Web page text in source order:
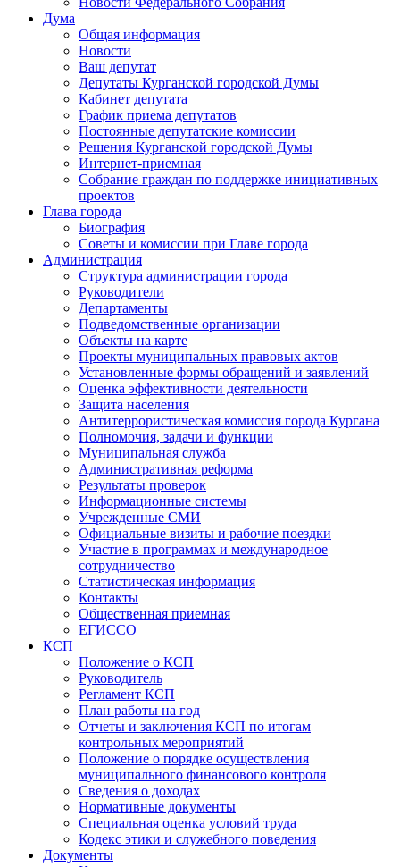
Дума
Общая информация
Новости
Ваш депутат
Депутаты Курганской городской Думы
Кабинет депутата
График приема депутатов
Постоянные депутатские комиссии
Решения Курганской городской Думы
Интернет-приемная
Собрание граждан по поддержке инициативных
проектов
Глава города
Биография
Советы и комиссии при Главе города
Администрация
Структура администрации города
Руководители
Департаменты
Подведомственные организации
Объекты на карте
Проекты муниципальных правовых актов
Установленные формы обращений и заявлений
Оценка эффективности деятельности
Защита населения
Антитеррористическая комиссия города Кургана
Полномочия, задачи и функции
Муниципальная служба
Административная реформа
Результаты проверок
Информационные системы
Учрежденные СМИ
Официальные визиты и рабочие поездки
Участие в программах и международное
сотрудничество
Статистическая информация
Контакты
Общественная приемная
ЕГИССО
КСП
Положение о КСП
Руководитель
Регламент КСП
План работы на год
Отчеты и заключения КСП по итогам
контрольных мероприятий
Положение о порядке осуществления
муниципального финансового контроля
Сведения о доходах
Нормативные документы
Специальная оценка условий труда
Кодекс этики и служебного поведения
Документы